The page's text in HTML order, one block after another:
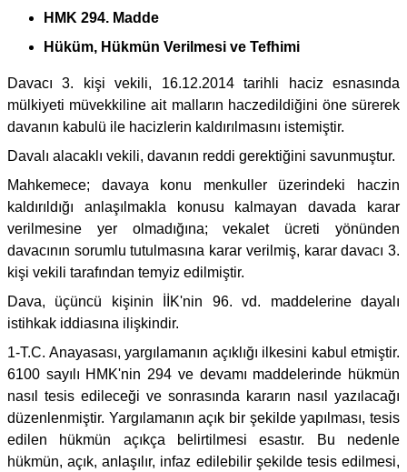
HMK 294. Madde
Hüküm, Hükmün Verilmesi ve Tefhimi
Davacı 3. kişi vekili, 16.12.2014 tarihli haciz esnasında
mülkiyeti müvekkiline ait malların haczedildiğini öne sürerek
davanın kabulü ile hacizlerin kaldırılmasını istemiştir.
Davalı alacaklı vekili, davanın reddi gerektiğini savunmuştur.
Mahkemece; davaya konu menkuller üzerindeki haczin
kaldırıldığı anlaşılmakla konusu kalmayan davada karar
verilmesine yer olmadığına; vekalet ücreti yönünden
davacının sorumlu tutulmasına karar verilmiş, karar davacı 3.
kişi vekili tarafından temyiz edilmiştir.
Dava, üçüncü kişinin İİK'nin 96. vd. maddelerine dayalı
istihkak iddiasına ilişkindir.
1-T.C. Anayasası, yargılamanın açıklığı ilkesini kabul etmiştir.
6100 sayılı HMK'nin 294 ve devamı maddelerinde hükmün
nasıl tesis edileceği ve sonrasında kararın nasıl yazılacağı
düzenlenmiştir. Yargılamanın açık bir şekilde yapılması, tesis
edilen hükmün açıkça belirtilmesi esastır. Bu nedenle
hükmün, açık, anlaşılır, infaz edilebilir şekilde tesis edilmesi,